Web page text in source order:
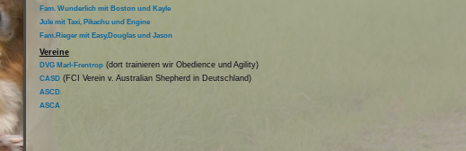
Fam. Wunderlich mit Boston und Kayle
Jule mit Taxi, Pikachu und Engine
Fam.Rieger mit Easy,Douglas und Jason
Vereine
DVG Marl-Frentrop(dort trainieren wir Obedience und Agility)
CASD(FCI Verein v. Australian Shepherd in Deutschland)
ASCD
ASCA